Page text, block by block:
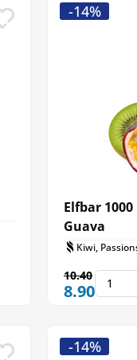
Elfbar
Guava
Kiwi,
8.90
10.40
-14%
-14%